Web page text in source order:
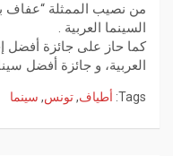
من نصيب الممثلة
السينما العربية .
كما حاز على جائزة أفضل
العربية، و جائزة أفضل
Tags: أطياف,تونس, سينما